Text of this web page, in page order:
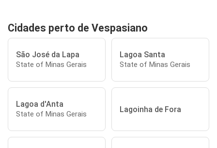
Cidades perto de Vespasiano
São José da Lapa
State of Minas Gerais
Lagoa Santa
State of Minas Gerais
Lagoa d'Anta
State of Minas Gerais Lagoinha de Fora